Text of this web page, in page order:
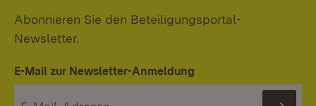
Abonnieren Sie den Beteiligungsportal-
Newsletter.
E-Mail zur Newsletter-Anmeldung